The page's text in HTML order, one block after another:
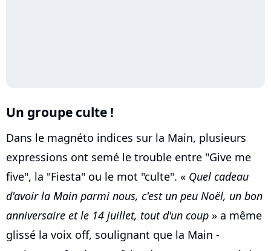
Un groupe culte !
Dans le magnéto indices sur la Main, plusieurs
expressions ont semé le trouble entre "Give me
five", la "Fiesta" ou le mot "culte". « Quel cadeau
d'avoir la Main parmi nous, c'est un peu Noël, un bon
anniversaire et le 14 juillet, tout d'un coup » a même
glissé la voix off, soulignant que la Main -